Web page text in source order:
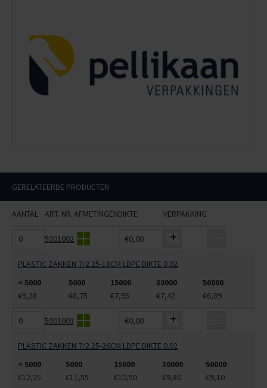
GERELATEERDE PRODUCTEN
AANTAL ART. NR.AFMETINGENDIKTE VERPAKKING
5001002 €0,00
PLASTIC ZAKKEN 7/2.25-18CM LDPE DIKTE 0.02
< 5000
5000 15000 30000
50000
€9,28
€8,75 €7,95 €7,42 €6,89
5001003 €0,00
PLASTIC ZAKKEN 7/2.25-26CM LDPE DIKTE 0.02
< 5000
5000 15000 30000
50000
€12,25
€11,55 €10,50 €9,80 €9,10